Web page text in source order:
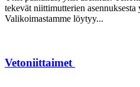
tekevät niittimutterien asennuksesta
Valikoimastamme löytyy...
Vetoniittaimet